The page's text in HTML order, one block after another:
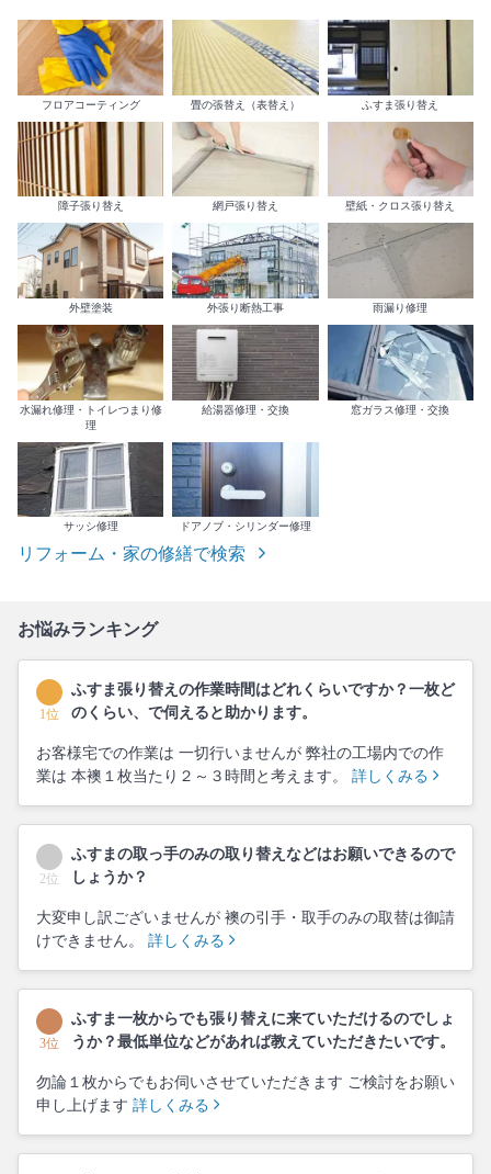
フロアコーティング 畳の張替え（表替え） ふすま張り替え
障子張り替え 網戸張り替え 壁紙・クロス張り替え
外壁塗装 外張り断熱工事 雨漏り修理
水漏れ修理・トイレつまり修
理
給湯器修理・交換 窓ガラス修理・交換
サッシ修理 ドアノブ・シリンダー修理
リフォーム・家の修繕で検索
お悩みランキング
1位
ふすま張り替えの作業時間はどれくらいですか？一枚ど
のくらい、で伺えると助かります。
お客様宅での作業は 一切行いませんが 弊社の工場内での作
業は 本襖１枚当たり２～３時間と考えます。 詳しくみる
2位
ふすまの取っ手のみの取り替えなどはお願いできるので
しょうか？
大変申し訳ございませんが 襖の引手・取手のみの取替は御請
けできません。 詳しくみる
3位
ふすま一枚からでも張り替えに来ていただけるのでしょ
うか？最低単位などがあれば教えていただきたいです。
勿論１枚からでもお伺いさせていただきます ご検討をお願い
申し上げます 詳しくみる